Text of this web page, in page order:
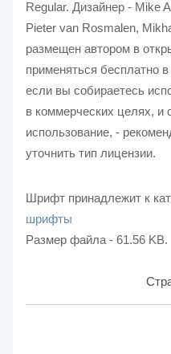
Regular. Дизайнер - Mike
Pieter van Rosmalen,
размещен автором в
применяться бесплатно
если вы собираетесь
в коммерческих целях, и
использование, -
уточнить тип лицензии.
Шрифт принадлежит к
шрифты
Размер файла - 61.56 KB.